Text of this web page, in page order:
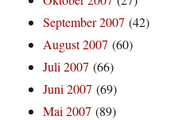
September 2007 (42)
August 2007 (60)
Juli 2007 (66)
Juni 2007 (69)
Mai 2007 (89)